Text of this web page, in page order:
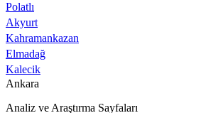
Polatlı
Akyurt
Kahramankazan
Elmadağ
Kalecik
Ankara
Analiz ve Araştırma Sayfaları